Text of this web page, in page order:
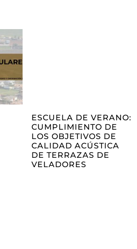
ESCUELA DE VERANO:
CUMPLIMIENTO DE
LOS OBJETIVOS DE
CALIDAD ACÚSTICA
DE TERRAZAS DE
VELADORES